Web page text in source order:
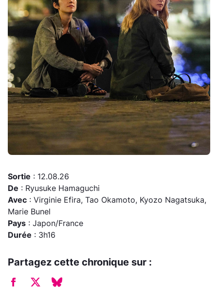
Sortie : 12.08.26
De : Ryusuke Hamaguchi
Avec : Virginie Efira, Tao Okamoto, Kyozo Nagatsuka,
Marie Bunel
Pays : Japon/France
Durée : 3h16
Partagez cette chronique sur :